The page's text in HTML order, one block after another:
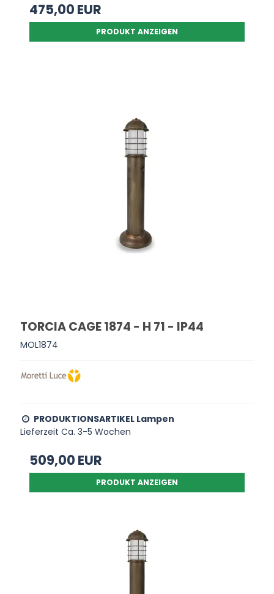
475,00 EUR
PRODUKT ANZEIGEN
TORCIA CAGE 1874 - H 71 - IP44
MOL1874
PRODUKTIONSARTIKEL Lampen
Lieferzeit Ca. 3-5 Wochen
509,00 EUR
PRODUKT ANZEIGEN